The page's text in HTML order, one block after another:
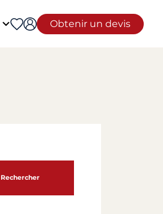
Obtenir un devis
Rechercher